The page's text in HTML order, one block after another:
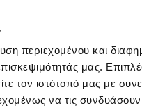
περιεχομένου και
μας.
τον ιστότοπό μας με
να τις
Έκθεση